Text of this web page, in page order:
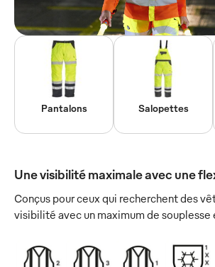
Pantalons Salopettes
Une visibilité maximale avec une
Conçus pour ceux qui recherchent des
visibilité avec un maximum de